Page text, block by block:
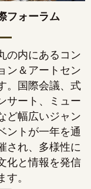
フォーラム
の内にあるコン
ン＆アートセン
。国際会議、式
サート、ミュー
ど幅広いジャン
ントが一年を通
され、多様性に
化と情報を発信
す。